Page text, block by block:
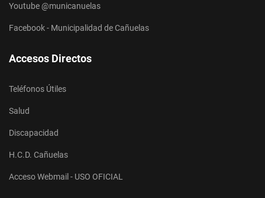
Youtube @municanuelas
Facebook - Municipalidad de Cañuelas
Accesos Directos
Teléfonos Útiles
Salud
Discapacidad
H.C.D. Cañuelas
Acceso Webmail - USO OFICIAL